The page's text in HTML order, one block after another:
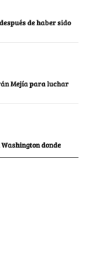
de haber sido
Mejía para luchar
Washington donde